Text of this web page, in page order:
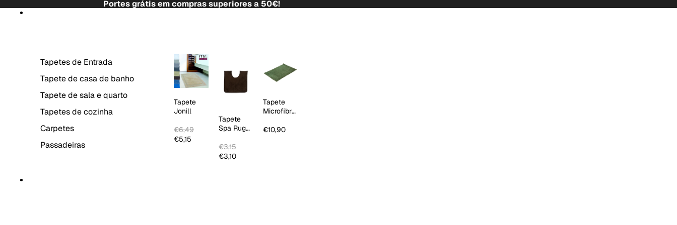
Portes grátis em compras superiores a 50€!
Tapetes de Entrada
Tapete de casa de banho
Tapete de sala e quarto
Tapetes de cozinha
Carpetes
Passadeiras
Tapete
Jonill
€6,49
€5,15
Tapete
Spa Rug
€3,15
€3,10
Tapete
Microfibre
€10,90
Saltar para a informação do produto